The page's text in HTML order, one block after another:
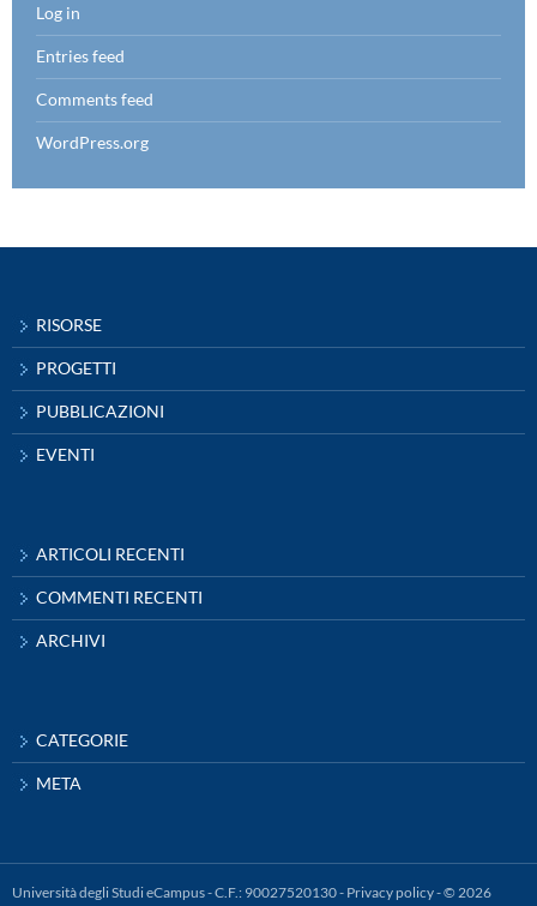
Log in
Entries feed
Comments feed
WordPress.org
RISORSE
PROGETTI
PUBBLICAZIONI
EVENTI
ARTICOLI RECENTI
COMMENTI RECENTI
ARCHIVI
CATEGORIE
META
Università degli Studi eCampus - C.F.: 90027520130 - Privacy policy- © 2026